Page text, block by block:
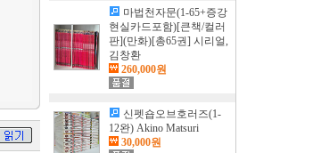
마법천자문(1-65+증강
현실카드포함)[큰책/컬러
판](만화)[총65권] 시리얼,
김창환
260,000원
신펫숍오브호러즈(1-
12완) Akino Matsuri
30,000원